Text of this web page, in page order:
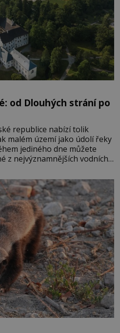
od Dlouhých strání po
republice nabízí tolik
malém území jako údolí řeky
jediného dne můžete
z nejvýznamnějších vodních
poznáváním památek ve